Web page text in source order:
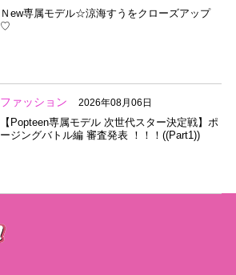
Ｎew専属モデル☆涼海すうをクローズアップ
♡
ファッション 2026年08月06日
【Popteen専属モデル 次世代スター決定戦】ポ
ージングバトル編 審査発表 ！！！((Part1))